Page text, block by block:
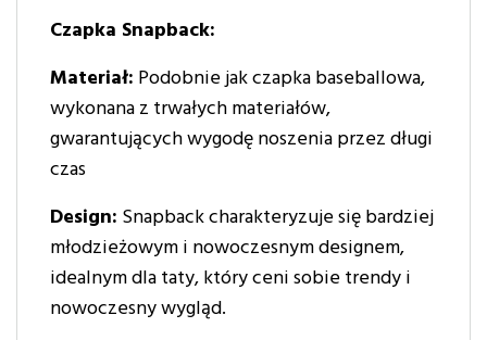
Czapka Snapback:
Materiał: Podobnie jak czapka baseballowa,
wykonana z trwałych materiałów,
gwarantujących wygodę noszenia przez długi
czas
Design: Snapback charakteryzuje się bardziej
młodzieżowym i nowoczesnym designem,
idealnym dla taty, który ceni sobie trendy i
nowoczesny wygląd.